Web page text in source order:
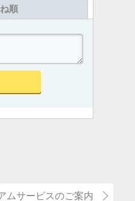
順
ムサービスのご案内